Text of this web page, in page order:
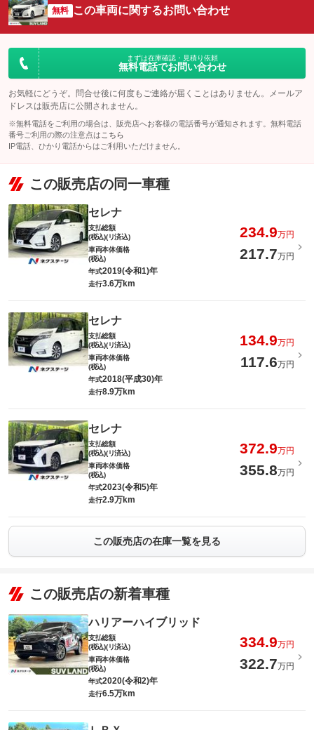
無料 この車両に関するお問い合わせ
まずは在庫確認・見積り依頼
無料電話でお問い合わせ
お気軽にどうぞ。問合せ後に何度もご連絡が届くことはありません。メールア
ドレスは販売店に公開されません。
※無料電話をご利用の場合は、販売店へお客様の電話番号が通知されます。無料電話
番号ご利用の際の注意点は こちら
IP電話、ひかり電話からはご利用いただけません。
この販売店の同一車種
セレナ
支払総額
(税込)(リ済込)
234.9万円
車両本体価格
(税込)
217.7万円
年式2019(令和1)年
走行3.6万km
セレナ
支払総額
(税込)(リ済込)
134.9万円
車両本体価格
(税込)
117.6万円
年式2018(平成30)年
走行8.9万km
セレナ
支払総額
(税込)(リ済込)
372.9万円
車両本体価格
(税込)
355.8万円
年式2023(令和5)年
走行2.9万km
この販売店の在庫一覧を見る
この販売店の新着車種
ハリアーハイブリッド
支払総額
(税込)(リ済込)
334.9万円
車両本体価格
(税込)
322.7万円
年式2020(令和2)年
走行6.5万km